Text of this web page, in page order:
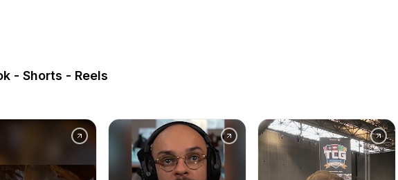
- Shorts - Reels